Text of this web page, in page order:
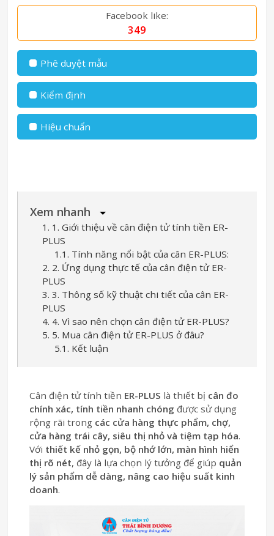
Facebook like:
349
Phê duyệt mẫu
Kiểm định
Hiệu chuẩn
Xem nhanh
1. 1. Giới thiệu về cân điện tử tính tiền ER-
PLUS
1.1. Tính năng nổi bật của cân ER-PLUS:
2. 2. Ứng dụng thực tế của cân điện tử ER-
PLUS
3. 3. Thông số kỹ thuật chi tiết của cân ER-
PLUS
4. 4. Vì sao nên chọn cân điện tử ER-PLUS?
5. 5. Mua cân điện tử ER-PLUS ở đâu?
5.1. Kết luận
Cân điện tử tính tiền ER-PLUS là thiết bị cân đo
chính xác, tính tiền nhanh chóng được sử dụng
rộng rãi trong các cửa hàng thực phẩm, chợ,
cửa hàng trái cây, siêu thị nhỏ và tiệm tạp hóa.
Với thiết kế nhỏ gọn, bộ nhớ lớn, màn hình hiển
thị rõ nét, đây là lựa chọn lý tưởng để giúp quản
lý sản phẩm dễ dàng, nâng cao hiệu suất kinh
doanh.